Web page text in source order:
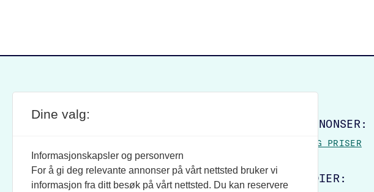
SITE FOOTERANSVARLIG REDAKTØR:
JOURNALISTER:
STILLINGSANNONSER:
INFORMASJON OG PRISER
SOSIALE MEDIER:
Dine valg:
Informasjonskapsler og personvern
For å gi deg relevante annonser på vårt nettsted bruker vi
informasjon fra ditt besøk på vårt nettsted. Du kan reservere